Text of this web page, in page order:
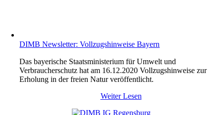
DIMB Newsletter: Vollzugshinweise Bayern
Das bayerische Staatsministerium für Umwelt und
Verbraucherschutz hat am 16.12.2020 Vollzugshinweise zur
Erholung in der freien Natur veröffentlicht.
Weiter Lesen